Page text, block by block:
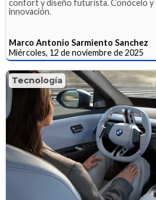
confort y diseño futurista. Conócelo y
innovación.
Marco Antonio Sarmiento Sanchez
Miércoles, 12 de noviembre de 2025
Tecnología